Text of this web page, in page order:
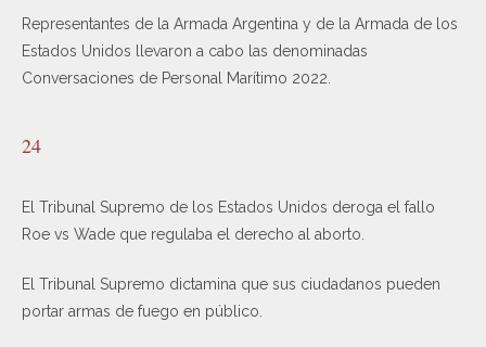
Representantes de la Armada Argentina y de la Armada de los
Estados Unidos llevaron a cabo las denominadas
Conversaciones de Personal Marítimo 2022.
24
El Tribunal Supremo de los Estados Unidos deroga el fallo
Roe vs Wade que regulaba el derecho al aborto.
El Tribunal Supremo dictamina que sus ciudadanos pueden
portar armas de fuego en público.